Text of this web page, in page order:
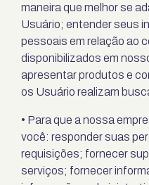
maneira que melhor se
Usuário; entender seus
pessoais em relação ao
disponibilizados em
apresentar produtos e
os Usuário realizam
• Para que a nossa
você: responder suas
requisições; fornecer
serviços; fornecer